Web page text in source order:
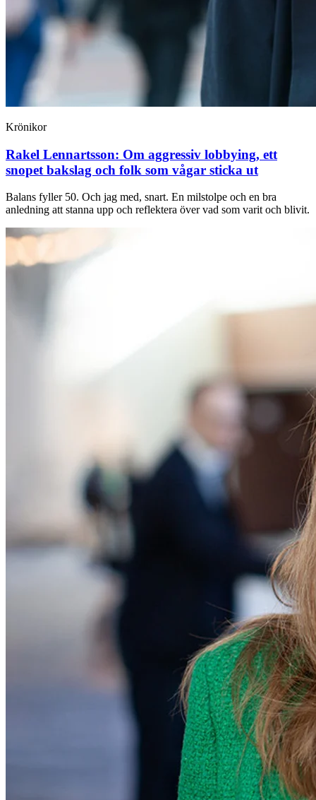
Krönikor
Rakel Lennartsson: Om aggressiv lobbying, ett
snopet bakslag och folk som vågar sticka ut
Balans fyller 50. Och jag med, snart. En milstolpe och en bra
anledning att stanna upp och reflektera över vad som varit och blivit.